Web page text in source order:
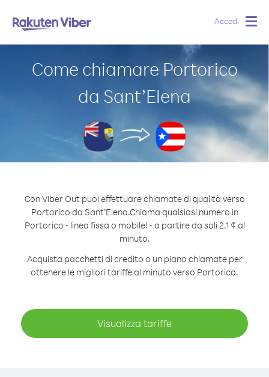
Accedi
Come chiamare Portorico
da Sant’Elena
Con Viber Out puoi effettuare chiamate di qualità verso
Portorico da Sant’Elena.Chiama qualsiasi numero in
Portorico - linea fissa o mobile! - a partire da soli 2.1 ¢ al
minuto.
Acquista pacchetti di credito o un piano chiamate per
ottenere le migliori tariffe al minuto verso Portorico.
Visualizza tariffe